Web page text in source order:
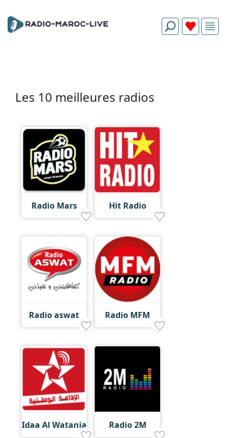
Les 10 meilleures radios
Radio Mars Hit Radio
Radio aswat Radio MFM
Idaa Al Watania Radio 2M